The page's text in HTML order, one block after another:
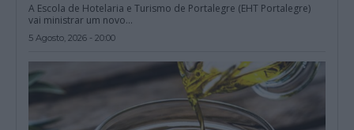
A Escola de Hotelaria e Turismo de Portalegre (EHT Portalegre)
vai ministrar um novo...
5 Agosto, 2026 - 20:00